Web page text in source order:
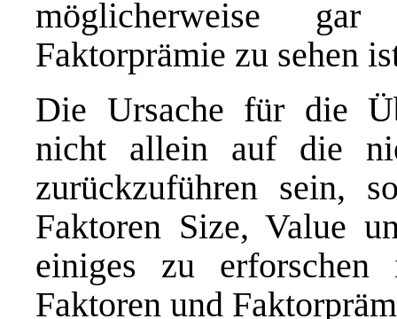
möglicherweise
Faktorprämie zu sehen
Die Ursache für die
nicht allein auf die
zurückzuführen sein,
Faktoren Size, Value
einiges zu
Faktoren und